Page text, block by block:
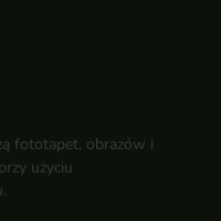
fototapet, obrazów i
użyciu